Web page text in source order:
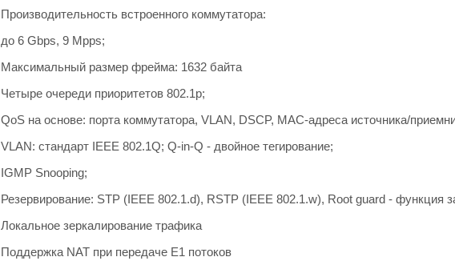
Производительность встроенного коммутатора:
до 6 Gbps, 9 Mpps;
Максимальный размер фрейма: 1632 байта
Четыре очереди приоритетов 802.1p;
QoS на основе: порта коммутатора, VLAN, DSCP, MAC-адреса источника/
VLAN: стандарт IEEE 802.1Q; Q-in-Q - двойное тегирование;
IGMP Snooping;
Резервирование: STP (IEEE 802.1.d), RSTP (IEEE 802.1.w), Root guard - функция
Локальное зеркалирование трафика
Поддержка NAT при передаче Е1 потоков